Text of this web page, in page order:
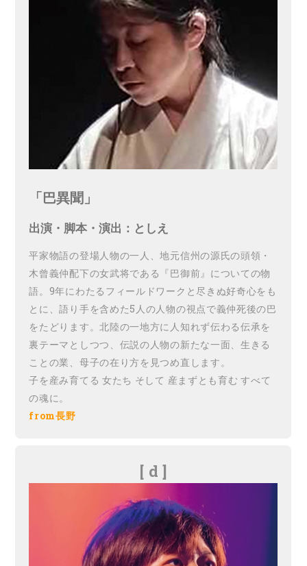
「巴異聞」
出演・脚本・演出：としえ
平家物語の登場人物の一人、地元信州の源氏の頭領・
木曾義仲配下の女武将である『巴御前』についての物
語。9年にわたるフィールドワークと尽きぬ好奇心をも
とに、語り手を含めた5人の人物の視点で義仲死後の巴
をたどります。北陸の一地方に人知れず伝わる伝承を
裏テーマとしつつ、伝説の人物の新たな一面、生きる
ことの業、母子の在り方を見つめ直します。
子を産み育てる 女たち そして 産まずとも育む すべて
の魂に。
from長野
[ d ]